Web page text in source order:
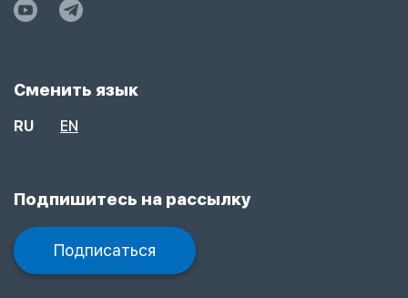
Сменить язык
RU EN
Подпишитесь на рассылку
Подписаться